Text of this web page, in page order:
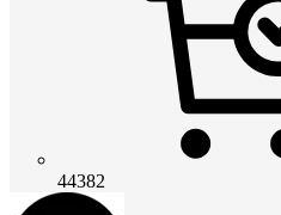
44382